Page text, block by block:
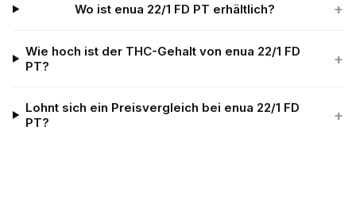
Wo ist enua 22/1 FD PT erhältlich? +
Wie hoch ist der THC-Gehalt von enua 22/1 FD
PT?
+
Lohnt sich ein Preisvergleich bei enua 22/1 FD
PT?
+